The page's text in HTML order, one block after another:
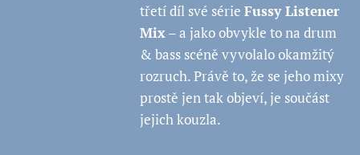
třetí díl své sérieFussy Listener
Mix– a jako obvykle to na drum
& bass scéně vyvolalo okamžitý
rozruch. Právě to, že se jeho mixy
prostě jen tak objeví, je součást
jejich kouzla.